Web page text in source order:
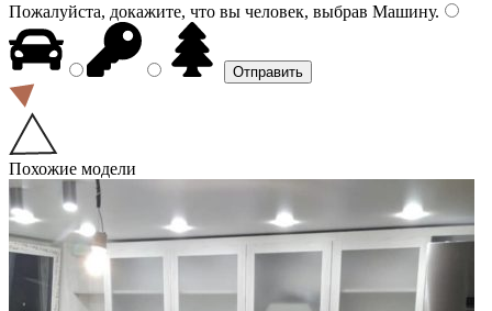
Пожалуйста, докажите, что вы человек, выбрав Машину.
Похожие модели